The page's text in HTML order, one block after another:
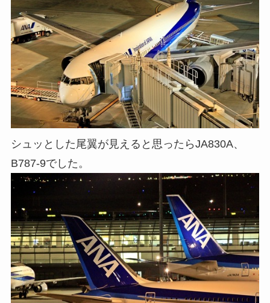
シュッとした尾翼が見えると思ったらJA830A、
B787-9でした。